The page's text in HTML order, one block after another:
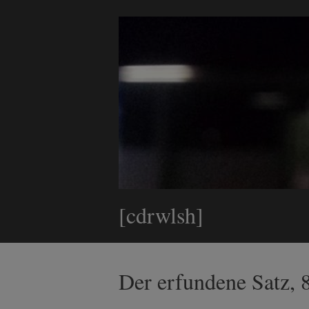
[cdrwlsh]
Der erfundene Satz,